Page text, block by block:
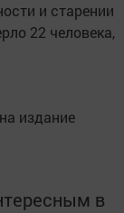
и старении
22 человека,
издание
в